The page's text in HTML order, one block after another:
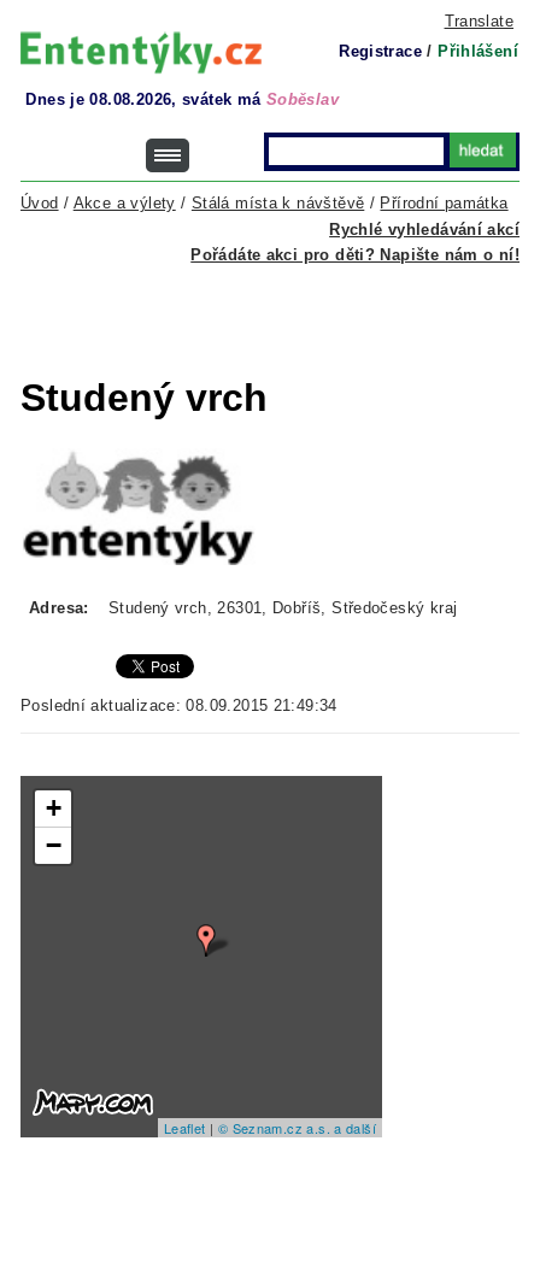
Translate
Registrace / Přihlášení
Dnes je 08.08.2026, svátek má Soběslav
Rychlé vyhledávání akcí
Úvod / Akce a výlety / Stálá místa k návštěvě / Přírodní památka
Pořádáte akci pro děti? Napište nám o ní!
Studený vrch
Adresa: Studený vrch, 26301, Dobříš, Středočeský kraj
Poslední aktualizace: 08.09.2015 21:49:34
+
−
Leaflet | © Seznam.cz a.s. a další